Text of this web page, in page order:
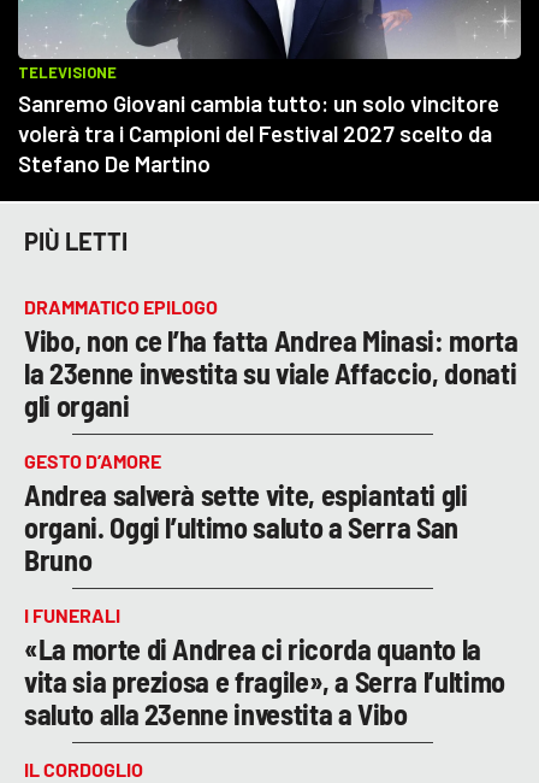
PIÙ LETTI
DRAMMATICO EPILOGO
Vibo, non ce l’ha fatta Andrea Minasi: morta
la 23enne investita su viale Affaccio, donati
gli organi
GESTO D’AMORE
Andrea salverà sette vite, espiantati gli
organi. Oggi l’ultimo saluto a Serra San
Bruno
I FUNERALI
«La morte di Andrea ci ricorda quanto la
vita sia preziosa e fragile», a Serra l’ultimo
saluto alla 23enne investita a Vibo
IL CORDOGLIO